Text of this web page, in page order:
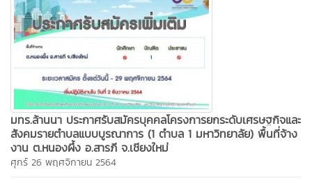
มทร.ล้านนา ประกาศรับสมัครบุคคลโครงการยกระดับเศรษฐกิจและ
สังคมรายตำบลแบบบูรณาการ (1 ตำบล 1 มหาวิทยาลัย) พื้นที่จ้าง
งาน ต.หนองผึ้ง อ.สารภี จ.เชียงใหม่
ศุกร์ 26 พฤศจิกายน 2564